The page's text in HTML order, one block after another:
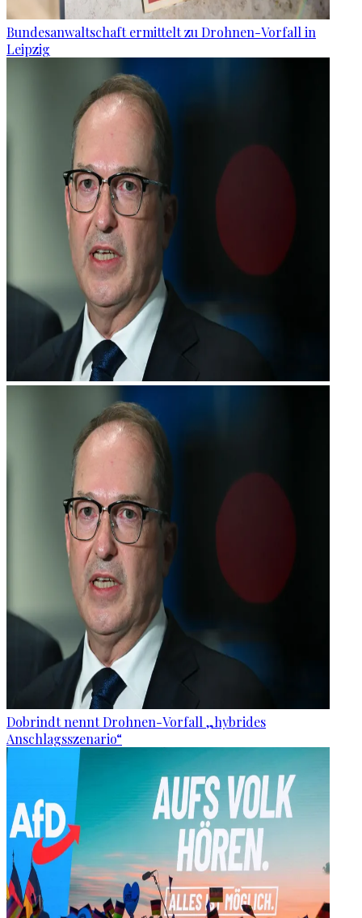
Bundesanwaltschaft ermittelt zu Drohnen-Vorfall in
Leipzig
Dobrindt nennt Drohnen-Vorfall „hybrides
Anschlagsszenario“